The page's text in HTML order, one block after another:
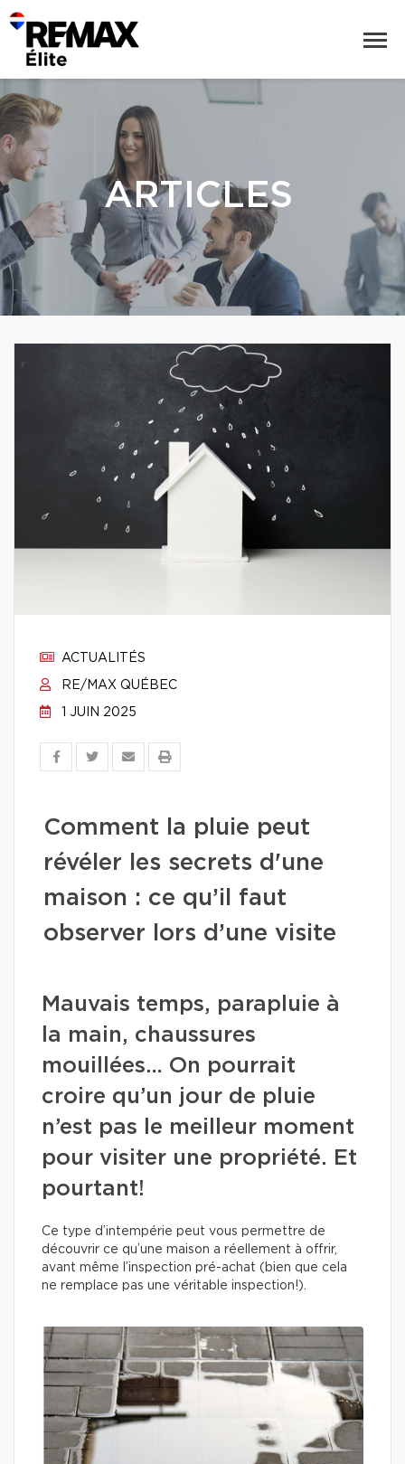
ARTICLES
ACTUALITÉS
RE/MAX QUÉBEC
1 JUIN 2025
Comment la pluie peut
révéler les secrets d'une
maison : ce qu’il faut
observer lors d’une visite
Mauvais temps, parapluie à
la main, chaussures
mouillées… On pourrait
croire qu’un jour de pluie
n’est pas le meilleur moment
pour visiter une propriété. Et
pourtant!
Ce type d’intempérie peut vous permettre de
découvrir ce qu’une maison a réellement à offrir,
avant même l’inspection pré-achat (bien que cela
ne remplace pas une véritable inspection!).